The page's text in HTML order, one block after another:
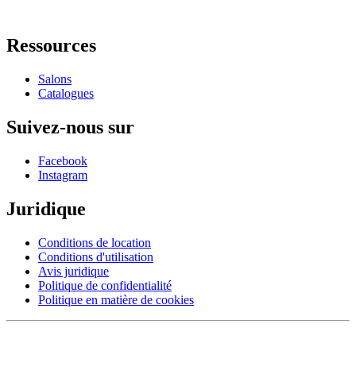
Ressources
Salons
Catalogues
Suivez-nous sur
Facebook
Instagram
Juridique
Conditions de location
Conditions d'utilisation
Avis juridique
Politique de confidentialité
Politique en matière de cookies